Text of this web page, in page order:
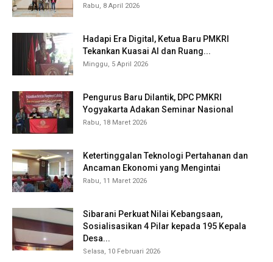
Rabu, 8 April 2026
Hadapi Era Digital, Ketua Baru PMKRI
Tekankan Kuasai AI dan Ruang...
Minggu, 5 April 2026
Pengurus Baru Dilantik, DPC PMKRI
Yogyakarta Adakan Seminar Nasional
Rabu, 18 Maret 2026
Ketertinggalan Teknologi Pertahanan dan
Ancaman Ekonomi yang Mengintai
Rabu, 11 Maret 2026
Sibarani Perkuat Nilai Kebangsaan,
Sosialisasikan 4 Pilar kepada 195 Kepala
Desa...
Selasa, 10 Februari 2026